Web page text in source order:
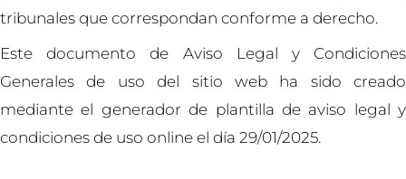
tribunales que correspondan conforme a derecho.
Este documento de Aviso Legal y Condiciones
Generales de uso del sitio web ha sido creado
mediante el generador de plantilla de aviso legal y
condiciones de uso online el día 29/01/2025.